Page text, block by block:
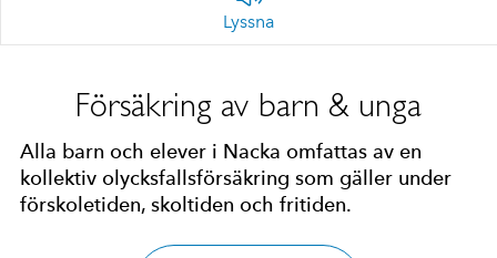
Lyssna
Försäkring av barn & unga
Alla barn och elever i Nacka omfattas av en
kollektiv olycksfallsförsäkring som gäller under
förskoletiden, skoltiden och fritiden.